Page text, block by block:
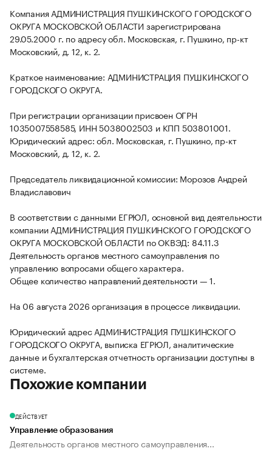
Компания АДМИНИСТРАЦИЯ ПУШКИНСКОГО ГОРОДСКОГО
ОКРУГА МОСКОВСКОЙ ОБЛАСТИ зарегистрирована
29.05.2000 г. по адресу обл. Московская, г. Пушкино, пр-кт
Московский, д. 12, к. 2.
Краткое наименование: АДМИНИСТРАЦИЯ ПУШКИНСКОГО
ГОРОДСКОГО ОКРУГА.
При регистрации организации присвоен ОГРН
1035007558585, ИНН 5038002503 и КПП 503801001.
Юридический адрес: обл. Московская, г. Пушкино, пр-кт
Московский, д. 12, к. 2.
Председатель ликвидационной комиссии: Морозов Андрей
Владиславович
В соответствии с данными ЕГРЮЛ, основной вид деятельности
компании АДМИНИСТРАЦИЯ ПУШКИНСКОГО ГОРОДСКОГО
ОКРУГА МОСКОВСКОЙ ОБЛАСТИ по ОКВЭД: 84.11.3
Деятельность органов местного самоуправления по
управлению вопросами общего характера.
Общее количество направлений деятельности — 1.
На 06 августа 2026 организация в процессе ликвидации.
Юридический адрес АДМИНИСТРАЦИЯ ПУШКИНСКОГО
ГОРОДСКОГО ОКРУГА, выписка ЕГРЮЛ, аналитические
данные и бухгалтерская отчетность организации доступны в
системе.
Похожие компании
ДЕЙСТВУЕТ
Управление образования
Деятельность органов местного самоуправления...